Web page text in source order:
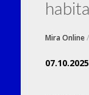
Mira Online/